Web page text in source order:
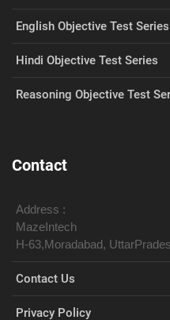
English Objective Test Series
Hindi Objective Test Series
Reasoning Objective Test
Contact
Address :
MazeIntech
H-63,Moradabad,
Contact Us
Privacy Policy